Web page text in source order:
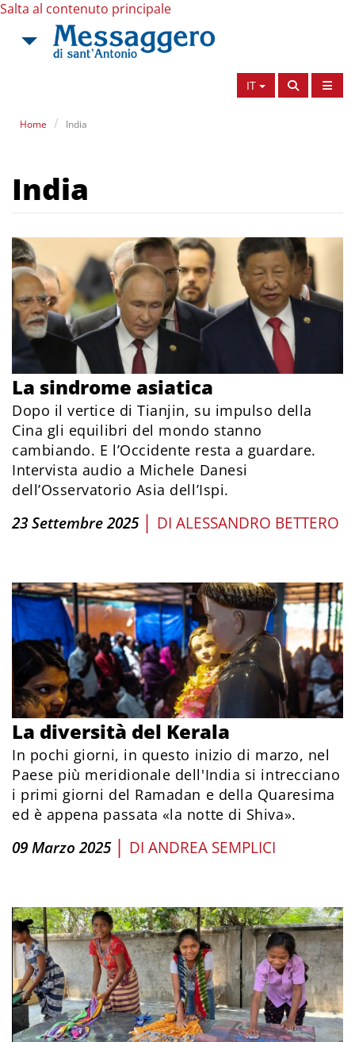
Salta al contenuto principale
IT
Home India
India
La sindrome asiatica
Dopo il vertice di Tianjin, su impulso della
Cina gli equilibri del mondo stanno
cambiando. E l’Occidente resta a guardare.
Intervista audio a Michele Danesi
dell’Osservatorio Asia dell’Ispi.
23 Settembre 2025 | DI ALESSANDRO BETTERO
La diversità del Kerala
In pochi giorni, in questo inizio di marzo, nel
Paese più meridionale dell'India si intrecciano
i primi giorni del Ramadan e della Quaresima
ed è appena passata «la notte di Shiva».
09 Marzo 2025 | DI ANDREA SEMPLICI